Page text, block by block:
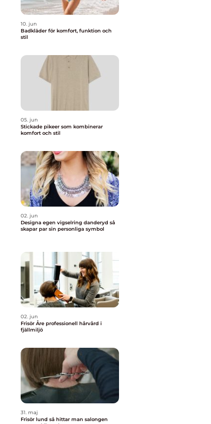
10. jun
Badkläder för komfort, funktion och
stil
05. jun
Stickade pikeer som kombinerar
komfort och stil
02. jun
Designa egen vigselring danderyd så
skapar par sin personliga symbol
02. jun
Frisör Åre professionell hårvård i
fjällmiljö
31. maj
Frisör lund så hittar man salongen